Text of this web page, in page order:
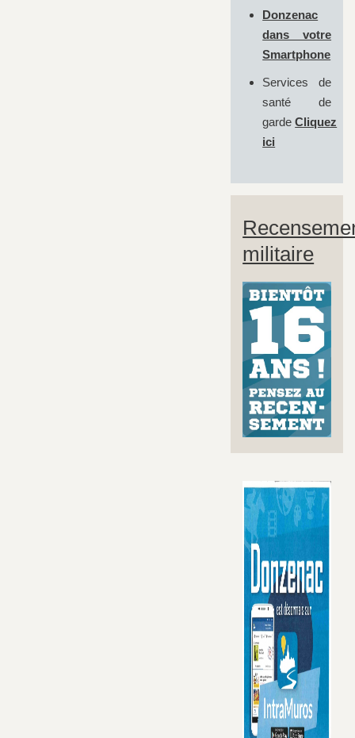
Donzenac
dans votre
Smartphone
Services de
santé de
garde Cliquez
ici
militaire